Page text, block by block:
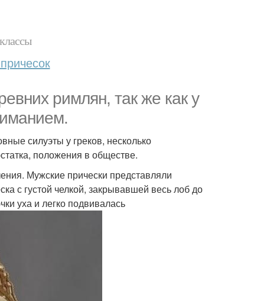
римлян, так же как у
силуэты у греков, несколько
положения в обществе.
Мужские прически представляли
с густой челкой, закрывавшей весь лоб до
уха и легко подвивалась